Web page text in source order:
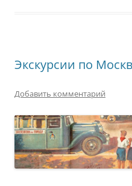
Экскурсии по
Добавить комментарий